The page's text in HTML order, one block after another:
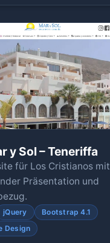
y Sol – Teneriffa
für Los Cristianos mit
Präsentation und
jQuery
Bootstrap 4.1
Design